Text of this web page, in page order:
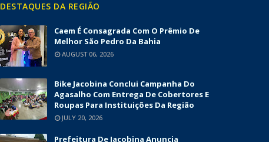
DESTAQUES DA REGIÃO
Caem É Consagrada Com O Prêmio De
Melhor São Pedro Da Bahia
AUGUST 06, 2026
Bike Jacobina Conclui Campanha Do
Agasalho Com Entrega De Cobertores E
Roupas Para Instituições Da Região
JULY 20, 2026
Prefeitura De Jacobina Anuncia